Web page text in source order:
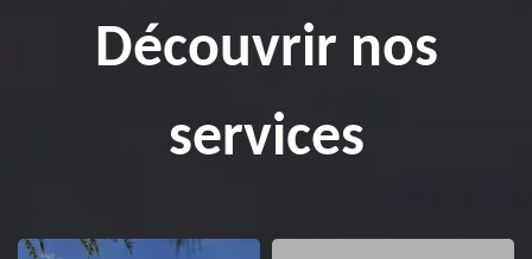
Découvrir nos
services